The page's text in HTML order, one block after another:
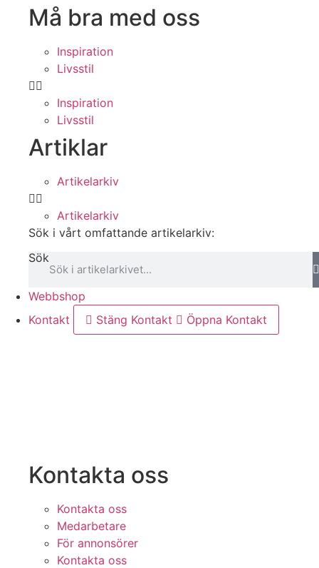
Må bra med oss
Inspiration
Livsstil
Inspiration
Livsstil
Artiklar
Artikelarkiv
Artikelarkiv
Sök i vårt omfattande artikelarkiv:
Sök
Webbshop
Kontakt
Stäng Kontakt Öppna Kontakt
Kontakta oss
Kontakta oss
Medarbetare
För annonsörer
Kontakta oss